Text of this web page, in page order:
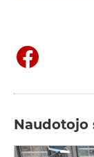
Naudotojo